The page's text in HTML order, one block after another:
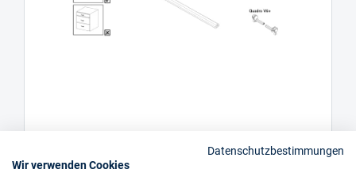
Datenschutzbestimmungen
Wir verwenden Cookies
Schubkastensysteme,